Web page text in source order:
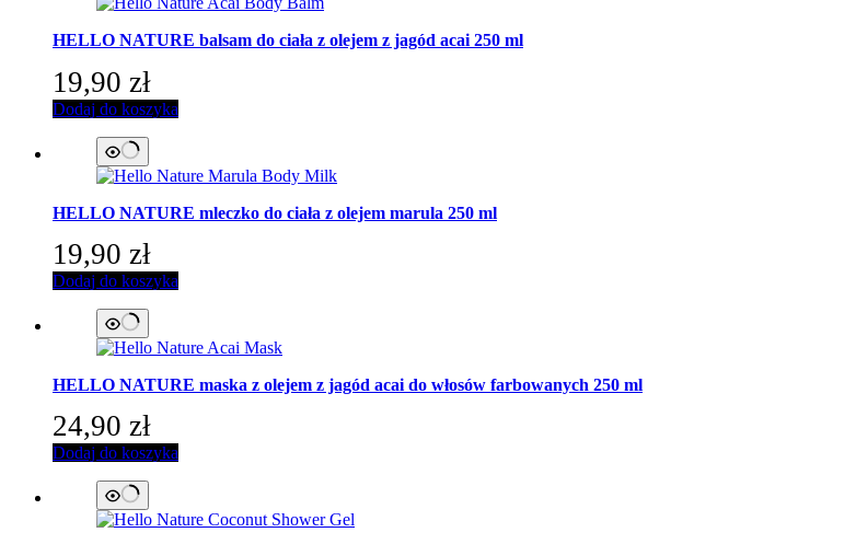
HELLO NATURE balsam do ciała z olejem z jagód acai 250 ml
19,90 zł
Dodaj do koszyka
HELLO NATURE mleczko do ciała z olejem marula 250 ml
19,90 zł
Dodaj do koszyka
HELLO NATURE maska z olejem z jagód acai do włosów farbowanych 250 ml
24,90 zł
Dodaj do koszyka